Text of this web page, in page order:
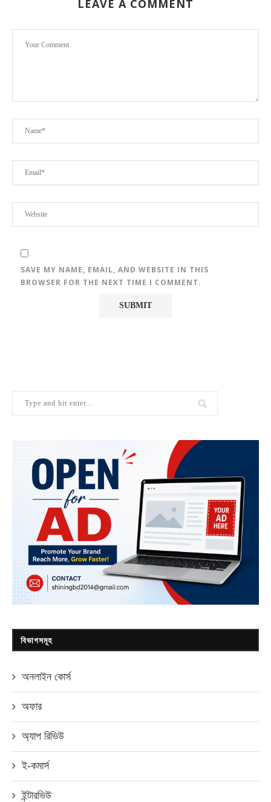
LEAVE A COMMENT
SAVE MY NAME, EMAIL, AND WEBSITE IN THIS
BROWSER FOR THE NEXT TIME I COMMENT.
বিভাগসমূহ
অনলাইন কোর্স
অফার
অ্যাপ রিভিউ
ই-কমার্স
ইন্টারভিউ